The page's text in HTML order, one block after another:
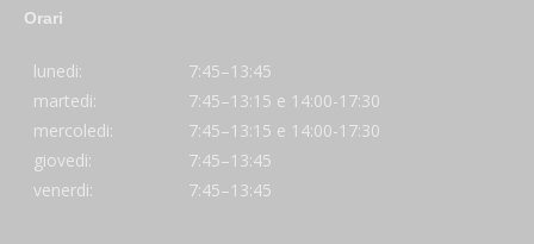
Orari
lunedi:
7:45–13:45
martedi:
7:45–13:15 e 14:00-17:30
mercoledi:
7:45–13:15 e 14:00-17:30
giovedi:
7:45–13:45
venerdi:
7:45–13:45